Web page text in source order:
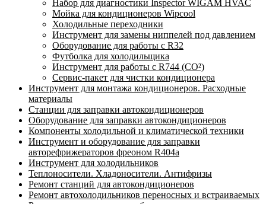
Набор для диагностики Inspector WIGAM HVAC
Мойка для кондиционеров Wipcool
Холодильные переходники
Инструмент для замены ниппелей под давлением
Оборудование для работы с R32
Футболка для холодильщика
Инструмент для работы с R744 (CO²)
Сервис-пакет для чистки кондиционера
Инструмент для монтажа кондиционеров. Расходные
материалы
Станции для заправки автокондиционеров
Оборудование для заправки автокондиционеров
Компоненты холодильной и климатической техники
Инструмент и оборудование для заправки
авторефрижераторов фреоном R404a
Инструмент для холодильников
Теплоносители. Хладоносители. Антифризы
Ремонт станций для автокондиционеров
Ремонт автохолодильников переносных и встраиваемых